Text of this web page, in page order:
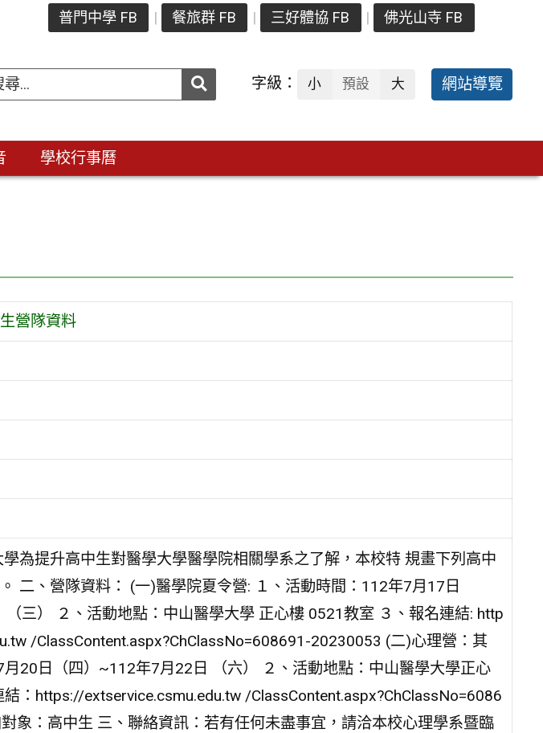
普門中學 FB 餐旅群 FB 三好體協 FB 佛光山寺 FB
送出 字級： 小 預設 大 網站導覽
學校行事曆
營隊資料
為提升高中生對醫學大學醫學院相關學系之了解，本校特 規畫下列高中
二、營隊資料： (一)醫學院夏令營: １、活動時間：112年7月17日
（三） ２、活動地點：中山醫學大學 正心樓 0521教室 ３、報名連結: http
/ClassContent.aspx?ChClassNo=608691-20230053 (二)心理營：其
月20日（四）~112年7月22日 （六） ２、活動地點：中山醫學大學正心
：https://extservice.csmu.edu.tw /ClassContent.aspx?ChClassNo=6086
象：高中生 三、聯絡資訊：若有任何未盡事宜，請洽本校心理學系暨臨